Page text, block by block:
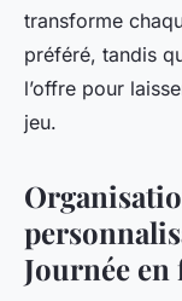
transforme
préféré, tandis
l’offre pour
jeu.
Journée